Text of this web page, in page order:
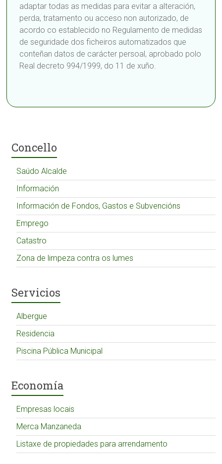
adaptar todas as medidas para evitar a alteración,
perda, tratamento ou acceso non autorizado, de
acordo co establecido no Regulamento de medidas
de seguridade dos ficheiros automatizados que
conteñan datos de carácter persoal, aprobado polo
Real decreto 994/1999, do 11 de xuño.
Concello
Saúdo Alcalde
Información
Información de Fondos, Gastos e Subvencións
Emprego
Catastro
Zona de limpeza contra os lumes
Servicios
Albergue
Residencia
Piscina Pública Municipal
Economía
Empresas locais
Merca Manzaneda
Listaxe de propiedades para arrendamento